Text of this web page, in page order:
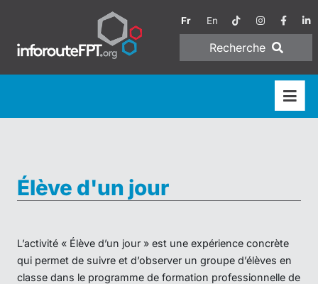
Fr En
Recherche
Élève d'un jour
L’activité « Élève d’un jour » est une expérience concrète
qui permet de suivre et d’observer un groupe d’élèves en
classe dans le programme de formation professionnelle de